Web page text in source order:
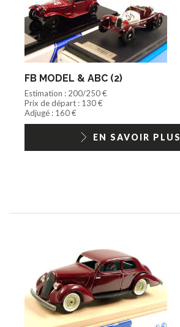
FB MODEL & ABC (2)
Estimation : 200/250 €
Prix de départ : 130 €
Adjugé : 160 €
EN SAVOIR PLUS